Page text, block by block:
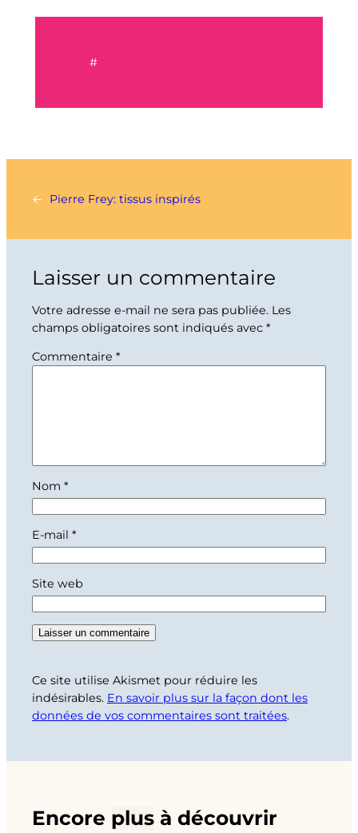
#
← Pierre Frey: tissus inspirés
Laisser un commentaire
Votre adresse e-mail ne sera pas publiée. Les
champs obligatoires sont indiqués avec *
Commentaire *
Nom *
E-mail *
Site web
Ce site utilise Akismet pour réduire les
indésirables. En savoir plus sur la façon dont les
données de vos commentaires sont traitées.
Encore plus à découvrir